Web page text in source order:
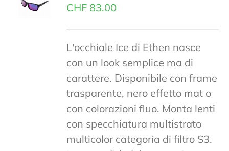
CHF 83.00
L'occhiale Ice di Ethen nasce
con un look semplice ma di
carattere. Disponibile con frame
trasparente, nero effetto mat o
con colorazioni fluo. Monta lenti
con specchiatura multistrato
multicolor categoria di filtro S3.